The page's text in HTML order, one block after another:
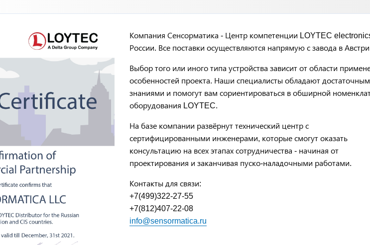
Компания Сенсорматика - Центр компетенции LOYTEC
России. Все поставки осуществляются напрямую с завода в
Выбор того или иного типа устройства зависит от области
особенностей проекта. Наши специалисты обладают
знаниями и помогут вам сориентироваться в обширной
оборудования LOYTEC.
На базе компании развёрнут технический центр с
сертифицированными инженерами, которые смогут оказать
консультацию на всех этапах сотрудничества - начиная от
проектирования и заканчивая пуско-наладочными работами.
Контакты для связи:
+7(499)322-27-55
+7(812)407-22-08
info@sensormatica.ru